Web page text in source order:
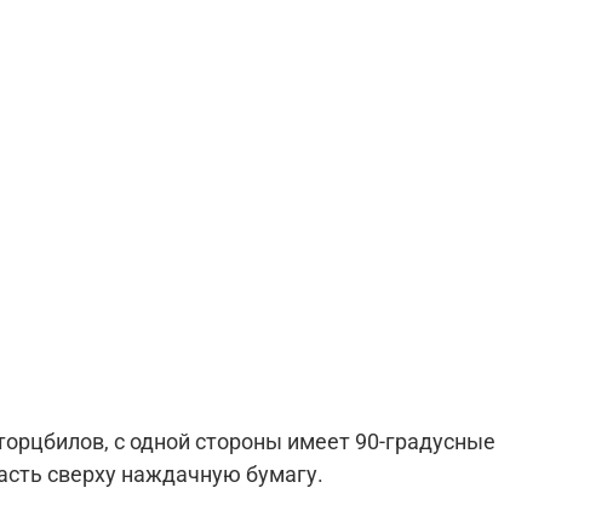
с одной стороны имеет 90-градусные
сверху наждачную бумагу.